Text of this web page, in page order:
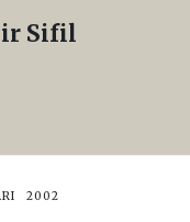
Sifil
2002